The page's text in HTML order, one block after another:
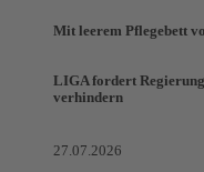
Mit leerem Pflegebett
LIGA fordert Regierung
verhindern
27.07.2026